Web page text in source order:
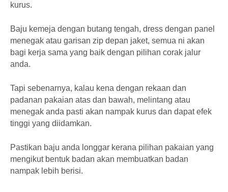
kurus.
Baju kemeja dengan butang tengah, dress dengan panel
menegak atau garisan zip depan jaket, semua ni akan
bagi kerja sama yang baik dengan pilihan corak jalur
anda.
Tapi sebenarnya, kalau kena dengan rekaan dan
padanan pakaian atas dan bawah, melintang atau
menegak anda pasti akan nampak kurus dan dapat efek
tinggi yang diidamkan.
Pastikan baju anda longgar kerana pilihan pakaian yang
mengikut bentuk badan akan membuatkan badan
nampak lebih berisi.